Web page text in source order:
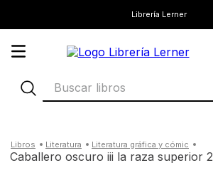
Librería Lerner
Buscar libros
literatura literatura gráfica y cómic
caballero oscuro iii la raza superior 2